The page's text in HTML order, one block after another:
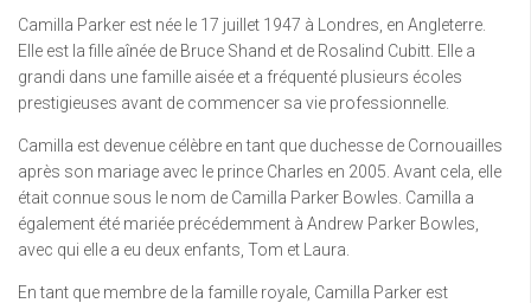
Camilla Parker est née le 17 juillet 1947 à Londres, en Angleterre.
Elle est la fille aînée de Bruce Shand et de Rosalind Cubitt. Elle a
grandi dans une famille aisée et a fréquenté plusieurs écoles
prestigieuses avant de commencer sa vie professionnelle.
Camilla est devenue célèbre en tant que duchesse de Cornouailles
après son mariage avec le prince Charles en 2005. Avant cela, elle
était connue sous le nom de Camilla Parker Bowles. Camilla a
également été mariée précédemment à Andrew Parker Bowles,
avec qui elle a eu deux enfants, Tom et Laura.
En tant que membre de la famille royale, Camilla Parker est